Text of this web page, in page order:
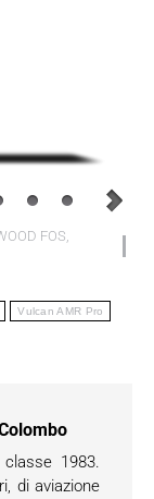
FOS,
Vulcan AMR Pro
classe 1983.
di aviazione